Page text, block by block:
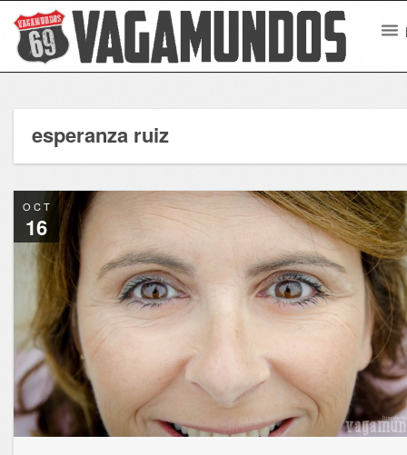
esperanza ruiz
OCT
16